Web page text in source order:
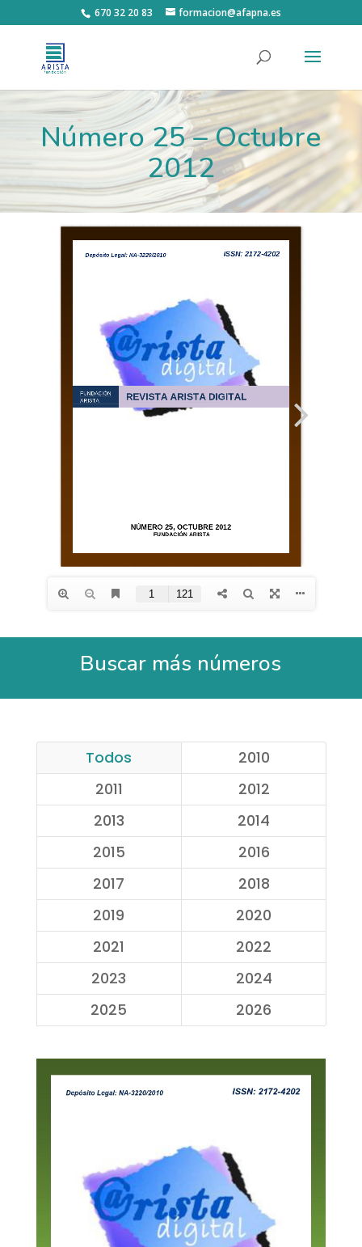
670 32 20 83 formacion@afapna.es
Número 25 – Octubre
2012
Buscar más números
Todos
2010
2011
2012
2013
2014
2015
2016
2017
2018
2019
2020
2021
2022
2023
2024
2025
2026